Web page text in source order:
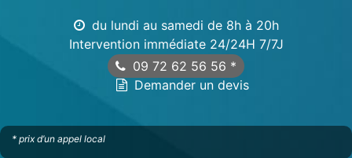
du lundi au samedi de 8h à 20h
Intervention immédiate 24/24H 7/7J
09 72 62 56 56 *
Demander un devis
* prix d’un appel local